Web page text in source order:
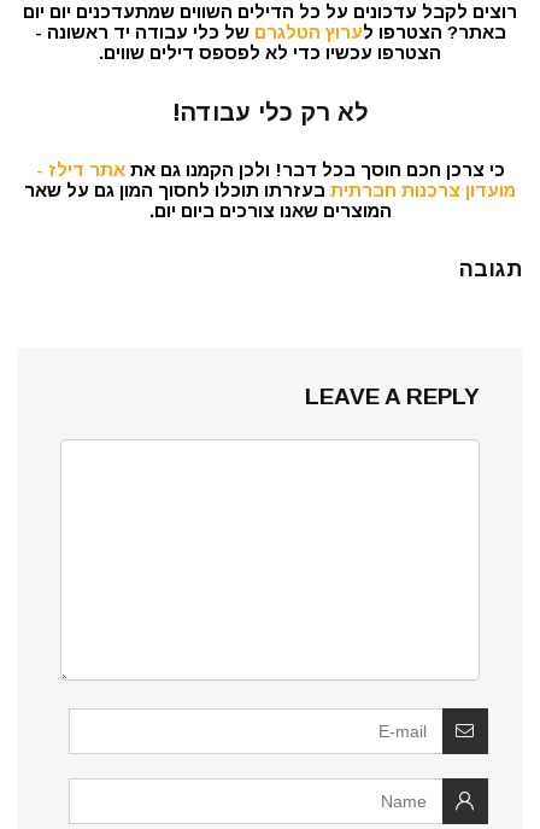
רוצים לקבל עדכונים על כל הדילים השווים שמתעדכנים יום יום
באתר? הצטרפו לערוץ הטלגרם של כלי עבודה יד ראשונה -
הצטרפו עכשיו כדי לא לפספס דילים שווים.
לא רק כלי עבודה!
כי צרכן חכם חוסך בכל דבר! ולכן הקמנו גם אתאתר דילז -
מועדון צרכנות חברתית בעזרתו תוכלו לחסוך המון גם על שאר
המוצרים שאנו צורכים ביום יום.
תגובה
LEAVE A REPLY